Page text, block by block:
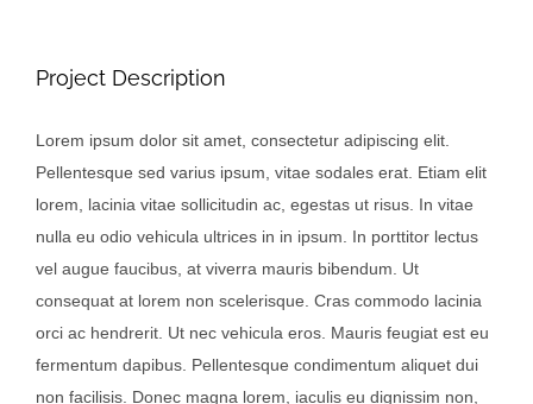
Project Description
Lorem ipsum dolor sit amet, consectetur adipiscing elit.
Pellentesque sed varius ipsum, vitae sodales erat. Etiam elit
lorem, lacinia vitae sollicitudin ac, egestas ut risus. In vitae
nulla eu odio vehicula ultrices in in ipsum. In porttitor lectus
vel augue faucibus, at viverra mauris bibendum. Ut
consequat at lorem non scelerisque. Cras commodo lacinia
orci ac hendrerit. Ut nec vehicula eros. Mauris feugiat est eu
fermentum dapibus. Pellentesque condimentum aliquet dui
non facilisis. Donec magna lorem, iaculis eu dignissim non,